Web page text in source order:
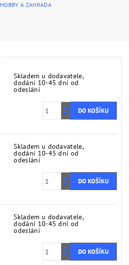
HOBBY A ZAHRADA
Skladem u dodavatele,
dodání 10-45 dní od
odeslání
Skladem u dodavatele,
dodání 10-45 dní od
odeslání
Skladem u dodavatele,
dodání 10-45 dní od
odeslání